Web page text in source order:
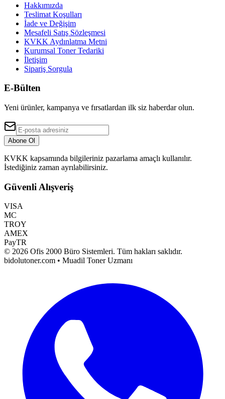
Hakkımızda
Teslimat Koşulları
İade ve Değişim
Mesafeli Satış Sözleşmesi
KVKK Aydınlatma Metni
Kurumsal Toner Tedariki
İletişim
Sipariş Sorgula
E-Bülten
Yeni ürünler, kampanya ve fırsatlardan ilk siz haberdar olun.
Abone Ol
KVKK kapsamında bilgileriniz pazarlama amaçlı kullanılır.
İstediğiniz zaman ayrılabilirsiniz.
Güvenli Alışveriş
VISA
MC
TROY
AMEX
PayTR
© 2026 Ofis 2000 Büro Sistemleri. Tüm hakları saklıdır.
bidolutoner.com • Muadil Toner Uzmanı